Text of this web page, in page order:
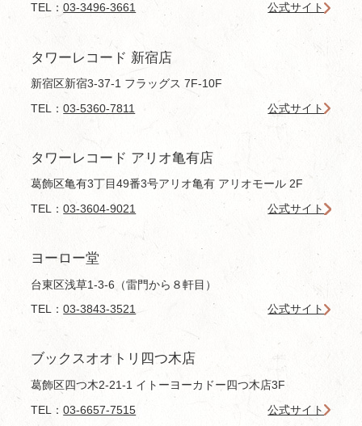
TEL：03-3496-3661 公式サイト
タワーレコード 新宿店
新宿区新宿3-37-1 フラッグス 7F-10F
TEL：03-5360-7811 公式サイト
タワーレコード アリオ亀有店
葛飾区亀有3丁目49番3号アリオ亀有 アリオモール 2F
TEL：03-3604-9021 公式サイト
ヨーロー堂
台東区浅草1-3-6（雷門から８軒目）
TEL：03-3843-3521 公式サイト
ブックスオオトリ四つ木店
葛飾区四つ木2-21-1 イトーヨーカドー四つ木店3F
TEL：03-6657-7515 公式サイト